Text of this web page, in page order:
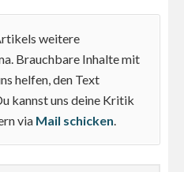
weitere
Brauchbare Inhalte mit
helfen, den Text
kannst uns deine Kritik
via Mail schicken.